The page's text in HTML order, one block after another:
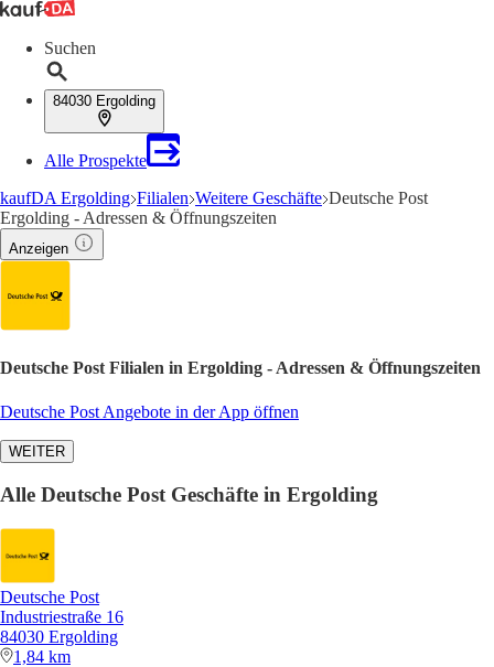
Suchen
84030 Ergolding
Alle Prospekte
kaufDA Ergolding Filialen Weitere Geschäfte Deutsche Post
Ergolding - Adressen & Öffnungszeiten
Anzeigen
Deutsche Post Filialen in Ergolding - Adressen & Öffnungszeiten
Deutsche Post Angebote in der App öffnen
WEITER
Alle Deutsche Post Geschäfte in Ergolding
Deutsche Post
Industriestraße 16
84030 Ergolding
1,84 km